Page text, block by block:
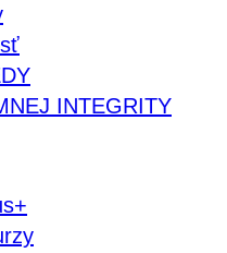
INTEGRITY